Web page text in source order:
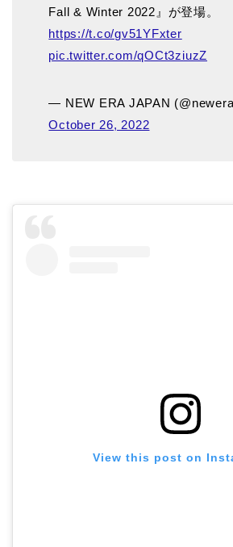
Fall & Winter 2022』が登場。
https://t.co/gv51YFxter
pic.twitter.com/qOCt3ziuzZ
— NEW ERA JAPAN
October 26, 2022
View this post on